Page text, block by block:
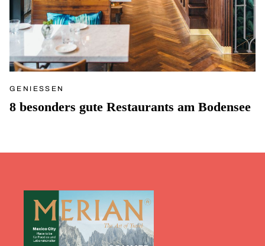
GENIESSEN
8 besonders gute Restaurants am Bodensee